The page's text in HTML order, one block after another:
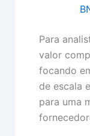
Para
valor
focando
de escala
para uma